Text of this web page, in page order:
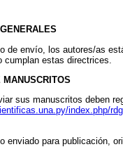
de envío, los autores/as
estas directrices.
MANUSCRITOS
sus manuscritos deben
index.php/
enviado para publicación,